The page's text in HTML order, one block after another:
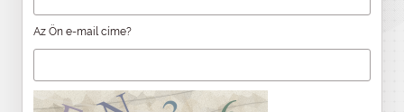
Az Ön e-mail címe?